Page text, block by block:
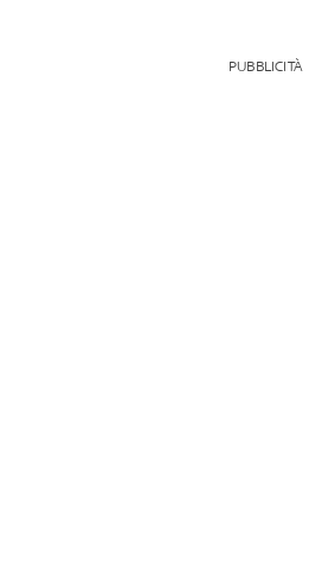
PUBBLICITÀ